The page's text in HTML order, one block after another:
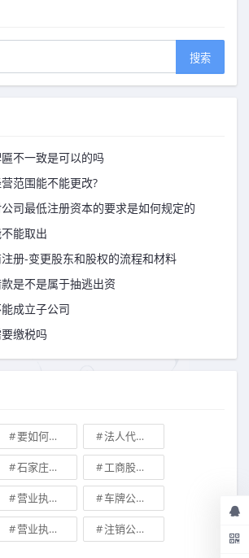
不一致是可以的吗
范围能不能更改?
司最低注册资本的要求是如何规定的
能取出
册-变更股东和股权的流程和材料
是不是属于抽逃出资
成立子公司
缴税吗
要如何注册成立家族公司 法人代表变更\
石家庄典当行转让 工商股权转让
营业执照也能卖钱么 车牌公司转让，北京带车牌公司转让\
营业执照有效期是多久 注销公司收费\